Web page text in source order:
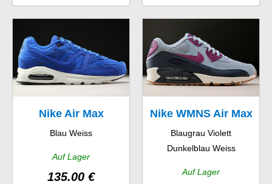
Nike Air Max
Command Premium
Blau Weiss
Auf Lager
135.00 €
Nike WMNS Air Max
90 Essential
Blaugrau Violett
Dunkelblau Weiss
Auf Lager